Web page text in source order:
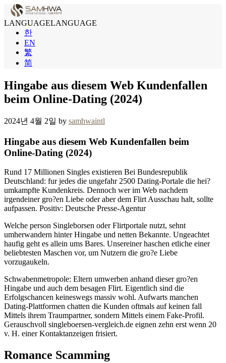
LANGUAGELANGUAGE
한
EN
繁
简
Hingabe aus diesem Web Kundenfallen
beim Online-Dating (2024)
2024년 4월 2일 by samhwaintl
Hingabe aus diesem Web Kundenfallen beim
Online-Dating (2024)
Rund 17 Millionen Singles existieren Bei Bundesrepublik
Deutschland: fur jedes die ungefahr 2500 Dating-Portale die hei?
umkampfte Kundenkreis. Dennoch wer im Web nachdem
irgendeiner gro?en Liebe oder aber dem Flirt Ausschau halt, sollte
aufpassen. Positiv: Deutsche Presse-Agentur
Welche person Singleborsen oder Flirtportale nutzt, sehnt
umherwandern hinter Hingabe und netten Bekannte. Ungeachtet
haufig geht es allein ums Bares. Unsereiner haschen etliche einer
beliebtesten Maschen vor, um Nutzern die gro?e Liebe
vorzugaukeln.
Schwabenmetropole: Eltern umwerben anhand dieser gro?en
Hingabe und auch dem besagen Flirt. Eigentlich sind die
Erfolgschancen keineswegs massiv wohl. Aufwarts manchen
Dating-Plattformen chatten die Kunden oftmals auf keinen fall
Mittels ihrem Traumpartner, sondern Mittels einem Fake-Profil.
Gerauschvoll singleboersen-vergleich.de eignen zehn erst wenn 20
v. H. einer Kontaktanzeigen frisiert.
Romance Scamming